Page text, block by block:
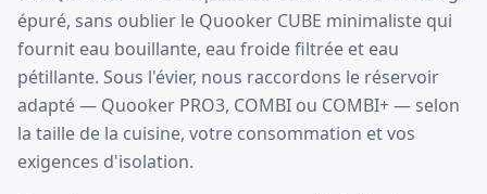
épuré, sans oublier le Quooker CUBE minimaliste qui
fournit eau bouillante, eau froide filtrée et eau
pétillante. Sous l'évier, nous raccordons le réservoir
adapté — Quooker PRO3, COMBI ou COMBI+ — selon
la taille de la cuisine, votre consommation et vos
exigences d'isolation.